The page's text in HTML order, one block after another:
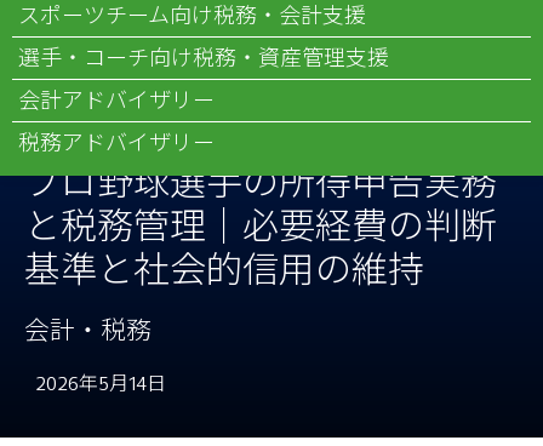
c
プロ野球選手の所得申告実務
と税務管理｜必要経費の判断
基準と社会的信用の維持
会計・税務
2026年5月14日
スポーツチーム向け税務・会計支援
選手・コーチ向け税務・資産管理支援
会計アドバイザリー
税務アドバイザリー